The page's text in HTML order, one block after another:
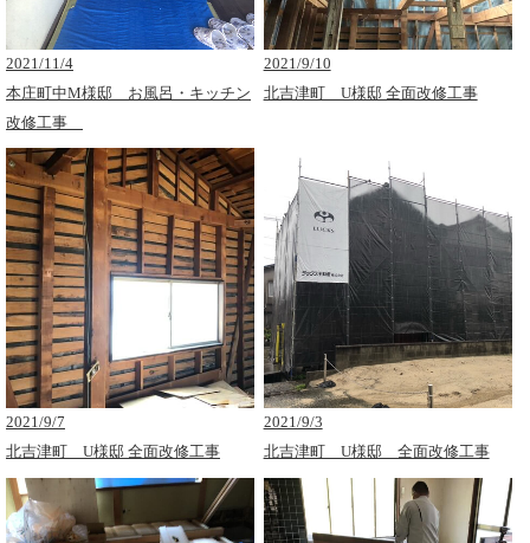
2021/11/4
本庄町中M様邸 お風呂・キッチン
改修工事
2021/9/10
北吉津町 U様邸 全面改修工事
2021/9/7
北吉津町 U様邸 全面改修工事
2021/9/3
北吉津町 U様邸 全面改修工事